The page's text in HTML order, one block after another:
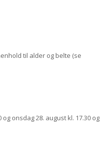
til alder og belte (se
onsdag 28. august kl. 17.30 og